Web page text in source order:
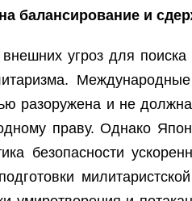
балансирование и
угроз для
разоружена и не
праву. Однако
безопасности